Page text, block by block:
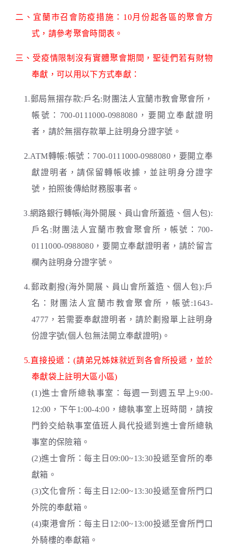
二、宜蘭巿召會防疫措施：10月份起各區的聚會方
式，請參考聚會時間表。
三、受疫情限制沒有實體聚會期間，聖徒們若有財物
奉獻，可以用以下方式奉獻：
1.郵局無摺存款:戶名:財團法人宜蘭市教會聚會所，
帳號：700-0111000-0988080，要開立奉獻證明
者，請於無摺存款單上註明身分證字號。
2.ATM轉帳:帳號：700-0111000-0988080，要開立奉
獻證明者，請保留轉帳收據，並註明身分證字
號，拍照後傳給財務服事者。
3.網路銀行轉帳(海外開展、員山會所蓋造、個人包):
戶名:財團法人宜蘭市教會聚會所，帳號：700-
0111000-0988080，要開立奉獻證明者，請於留言
欄內註明身分證字號。
4.郵政劃撥(海外開展、員山會所蓋造、個人包):戶
名：財團法人宜蘭市教會聚會所，帳號:1643-
4777，若需要奉獻證明者，請於劃撥單上註明身
份證字號(個人包無法開立奉獻證明)。
5.直接投遞：(請弟兄姊妹就近到各會所投遞，並於
奉獻袋上註明大區小區)
(1)進士會所總執事室：每週一到週五早上9:00-
12:00，下午1:00-4:00，總執事室上班時間，請按
門鈴交給執事室值班人員代投遞到進士會所總執
事室的保險箱。
(2)進士會所：每主日09:00~13:30投遞至會所的奉
獻箱。
(3)文化會所：每主日12:00~13:30投遞至會所門口
外院的奉獻箱。
(4)東港會所：每主日12:00~13:00投遞至會所門口
外騎樓的奉獻箱。